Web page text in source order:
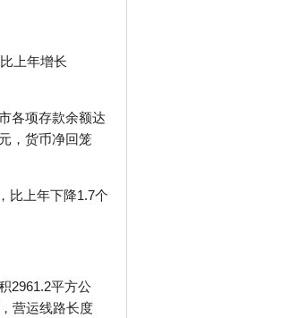
上年增长
各项存款余额达
，货币净回笼
比上年下降1.7个
2961.2平方公
营运线路长度